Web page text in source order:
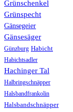
Grünschenkel
Grünspecht
Gänsegeier
Gänsesäger
Günzburg Habicht
Habichtsadler
Hachinger Tal
Halbringschnäpper
Halsbandfrankolin
Halsbandschnäpper